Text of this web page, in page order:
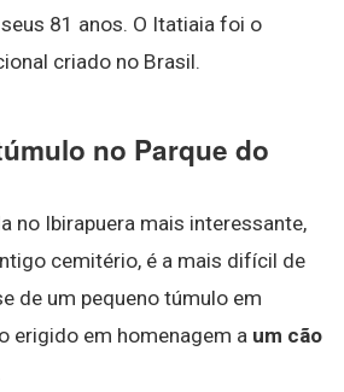
81 anos. O Itatiaia foi o
criado no Brasil.
no Parque do
no Ibirapuera mais interessante,
cemitério, é a mais difícil de
de um pequeno túmulo em
erigido em homenagem a um cão